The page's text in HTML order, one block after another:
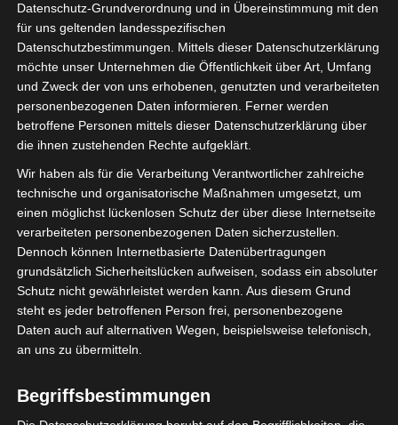
Sie befinden sich hier:Startseite
Welt»Afrika»Tunesien »Ligen»Publikum in Stadien
ab 19 Februar 2022 wieder zugelassen
Publikum in Stadien ab
Datenschutz-Grundverordnung und in Übereinstimmung mit den
für uns geltenden landesspezifischen
Datenschutzbestimmungen. Mittels dieser Datenschutzerklärung
möchte unser Unternehmen die Öffentlichkeit über Art, Umfang
und Zweck der von uns erhobenen, genutzten und verarbeiteten
personenbezogenen Daten informieren. Ferner werden
betroffene Personen mittels dieser Datenschutzerklärung über
die ihnen zustehenden Rechte aufgeklärt.
Wir haben als für die Verarbeitung Verantwortlicher zahlreiche
technische und organisatorische Maßnahmen umgesetzt, um
einen möglichst lückenlosen Schutz der über diese Internetseite
verarbeiteten personenbezogenen Daten sicherzustellen.
Dennoch können Internetbasierte Datenübertragungen
grundsätzlich Sicherheitslücken aufweisen, sodass ein absoluter
Schutz nicht gewährleistet werden kann. Aus diesem Grund
steht es jeder betroffenen Person frei, personenbezogene
Daten auch auf alternativen Wegen, beispielsweise telefonisch,
an uns zu übermitteln.
Begriffsbestimmungen